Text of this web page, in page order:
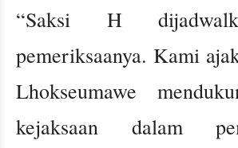
“Saksi H
pemeriksaanya. Kami
Lhokseumawe
kejaksaan dalam